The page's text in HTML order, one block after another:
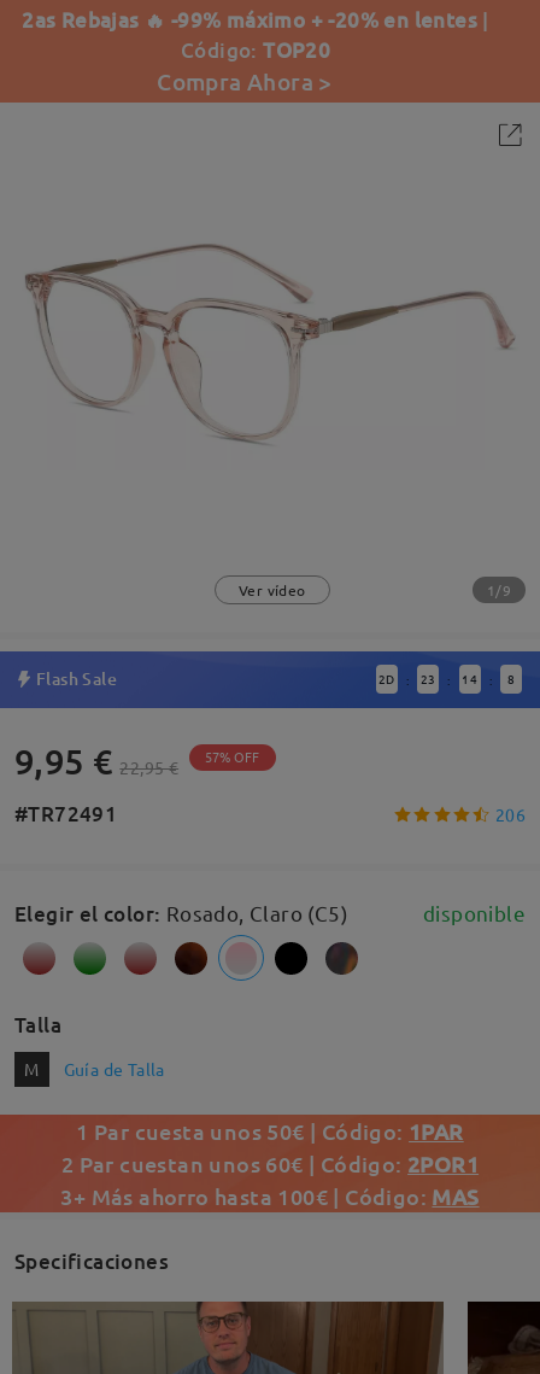
2as Rebajas 🔥 -99% máximo + -20% en lentes |
Código:TOP20
Compra Ahora >
Ver vídeo 1/9
Flash Sale 2D : 23 : 14 : 7
9,95 € 22,95 € 57% OFF
#TR72491 206
Elegir el color: Rosado, Claro (C5) disponible
Talla
M Guía de Talla
1 Par cuesta unos 50€ | Código: 1PAR
2 Par cuestan unos 60€ | Código: 2POR1
3+ Más ahorro hasta 100€ | Código: MAS
Specificaciones